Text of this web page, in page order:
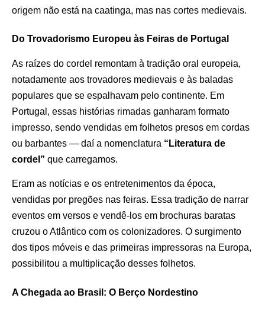
origem não está na caatinga, mas nas cortes medievais.
Do Trovadorismo Europeu às Feiras de Portugal
As raízes do cordel remontam à tradição oral europeia,
notadamente aos trovadores medievais e às baladas
populares que se espalhavam pelo continente. Em
Portugal, essas histórias rimadas ganharam formato
impresso, sendo vendidas em folhetos presos em cordas
ou barbantes — daí a nomenclatura “Literatura de
cordel” que carregamos.
Eram as notícias e os entretenimentos da época,
vendidas por pregões nas feiras. Essa tradição de narrar
eventos em versos e vendê-los em brochuras baratas
cruzou o Atlântico com os colonizadores. O surgimento
dos tipos móveis e das primeiras impressoras na Europa,
possibilitou a multiplicação desses folhetos.
A Chegada ao Brasil: O Berço Nordestino